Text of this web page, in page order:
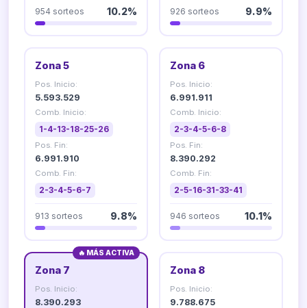
954 sorteos 10.2% 926 sorteos 9.9%
Zona 5
Pos. Inicio:
5.593.529
Comb. Inicio:
1-4-13-18-25-26
Pos. Fin:
6.991.910
Comb. Fin:
2-3-4-5-6-7
913 sorteos 9.8%
Zona 6
Pos. Inicio:
6.991.911
Comb. Inicio:
2-3-4-5-6-8
Pos. Fin:
8.390.292
Comb. Fin:
2-5-16-31-33-41
946 sorteos 10.1%
🔥 MÁS ACTIVA
Zona 7
Pos. Inicio:
8.390.293
Zona 8
Pos. Inicio:
9.788.675